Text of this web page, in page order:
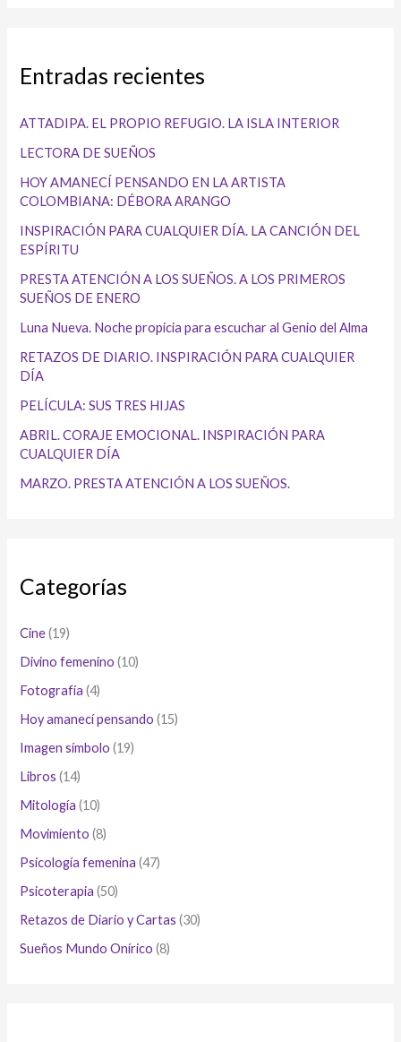
Entradas recientes
ATTADIPA. EL PROPIO REFUGIO. LA ISLA INTERIOR
LECTORA DE SUEÑOS
HOY AMANECÍ PENSANDO EN LA ARTISTA
COLOMBIANA: DÉBORA ARANGO
INSPIRACIÓN PARA CUALQUIER DÍA. LA CANCIÓN DEL
ESPÍRITU
PRESTA ATENCIÓN A LOS SUEÑOS. A LOS PRIMEROS
SUEÑOS DE ENERO
Luna Nueva. Noche propicia para escuchar al Genio del Alma
RETAZOS DE DIARIO. INSPIRACIÓN PARA CUALQUIER
DÍA
PELÍCULA: SUS TRES HIJAS
ABRIL. CORAJE EMOCIONAL. INSPIRACIÓN PARA
CUALQUIER DÍA
MARZO. PRESTA ATENCIÓN A LOS SUEÑOS.
Categorías
Cine(19)
Divino femenino (10)
Fotografía (4)
Hoy amanecí pensando (15)
Imagen símbolo (19)
Libros (14)
Mitología (10)
Movimiento (8)
Psicología femenina (47)
Psicoterapia (50)
Retazos de Diario y Cartas (30)
Sueños Mundo Onírico (8)